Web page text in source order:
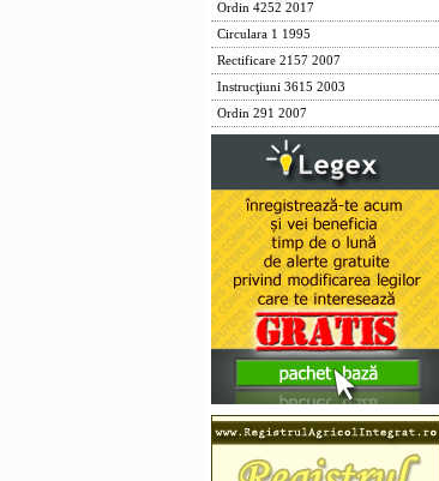
Ordin 4252 2017
Circulara 1 1995
Rectificare 2157 2007
Instrucţiuni 3615 2003
Ordin 291 2007